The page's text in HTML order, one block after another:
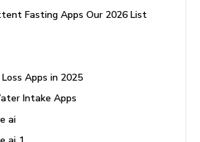
Fasting Apps Our 2026 List
Apps in 2025
Intake Apps
ai